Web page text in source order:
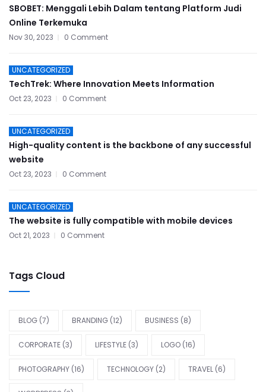
SBOBET: Menggali Lebih Dalam tentang Platform Judi
Online Terkemuka
Nov 30, 2023 0 Comment
UNCATEGORIZED
TechTrek: Where Innovation Meets Information
Oct 23, 2023 0 Comment
UNCATEGORIZED
High-quality content is the backbone of any successful
website
Oct 23, 2023 0 Comment
UNCATEGORIZED
The website is fully compatible with mobile devices
Oct 21, 2023 0 Comment
Tags Cloud
BLOG (7) BRANDING (12) BUSINESS (8)
CORPORATE (3) LIFESTYLE (3) LOGO (16)
PHOTOGRAPHY (16) TECHNOLOGY (2) TRAVEL (6)